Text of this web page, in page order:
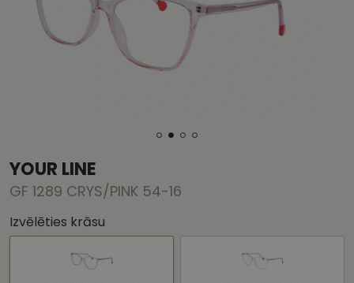
YOUR LINE
GF 1289 CRYS/PINK 54-16
Izvēlēties krāsu